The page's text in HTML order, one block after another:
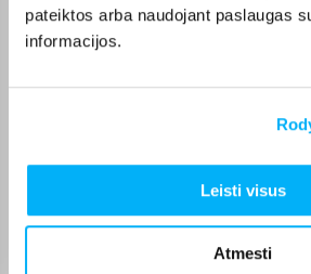
pateiktos arba naudojant paslaugas
informacijos.
Leisti visus
Atmesti
darbo dienas, o tikslus kiekvienos prekės
visada nurodomas jos puslapyje.
atsiimti patiems, atitinkamai pažymėtas
atsiimti BIGBOX.LT biure Veiverių g. 171,